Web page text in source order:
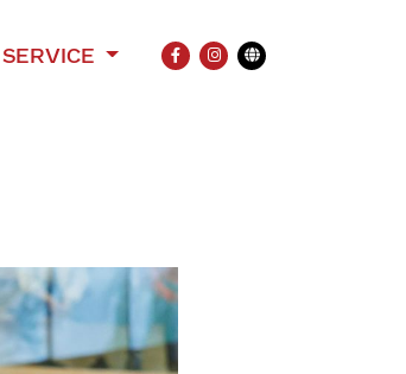
SERVICE
FACEBOOK
INSTAGRAM
Übersetzung